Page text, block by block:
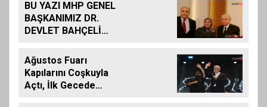
BU YAZI MHP GENEL
BAŞKANIMIZ DR.
DEVLET BAHÇELİ
ALINMIŞ BİLDİRİDİR..
Ağustos Fuarı
Kapılarını Coşkuyla
Açtı, İlk Gecede